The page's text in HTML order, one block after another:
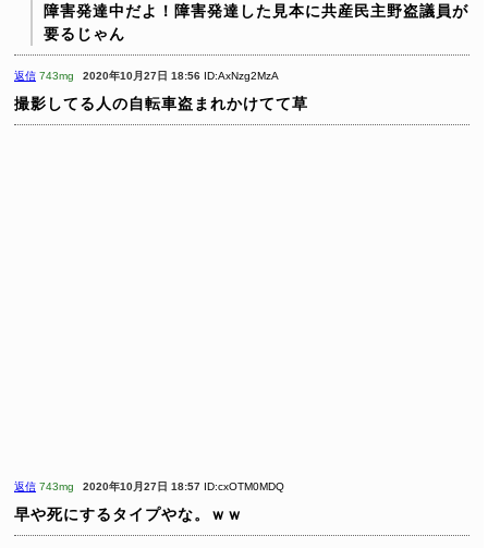
障害発達中だよ！障害発達した見本に共産民主野盗議員が
要るじゃん
返信 743mg 2020年10月27日 18:56 ID:AxNzg2MzA
撮影してる人の自転車盗まれかけてて草
返信 743mg 2020年10月27日 18:57 ID:cxOTM0MDQ
早や死にするタイプやな。ｗｗ